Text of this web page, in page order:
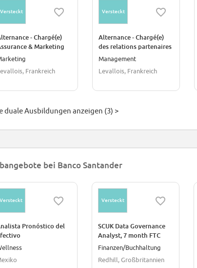
Versteckt
- Chargé(e)
& Marketing
Frankreich
Versteckt
Alternance - Chargé(e)
des relations partenaires
F/H
Management
Levallois, Frankreich
duale Ausbildungen anzeigen (3) >
bei Banco Santander
Versteckt
Pronóstico del
Versteckt
SCUK Data Governance
Analyst, 7 month FTC
Finanzen/Buchhaltung
Redhill, Großbritannien